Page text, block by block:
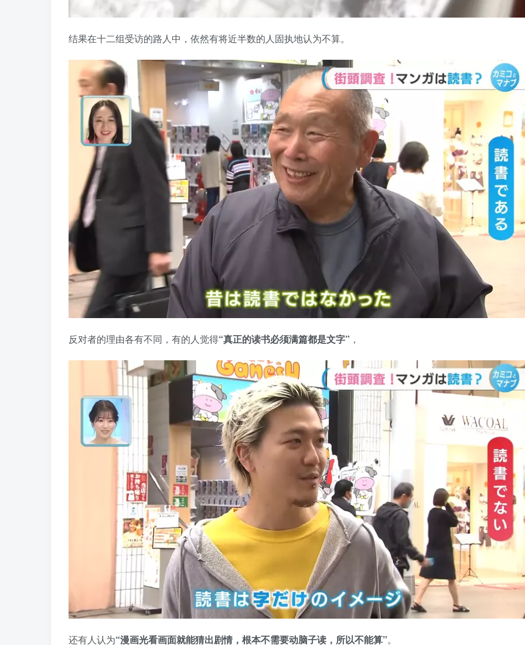
结果在十二组受访的路人中，依然有将近半数的人固执地认为不算。
反对者的理由各有不同，有的人觉得“真正的读书必须满篇都是文字” ，
还有人认为“漫画光看画面就能猜出剧情，根本不需要动脑子读，所以不能算”。